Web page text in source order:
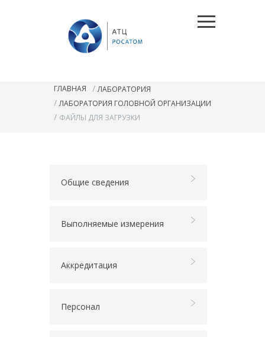
ГЛАВНАЯ /ЛАБОРАТОРИЯ
/ЛАБОРАТОРИЯ ГОЛОВНОЙ ОРГАНИЗАЦИИ
/ ФАЙЛЫ ДЛЯ ЗАГРУЗКИ
Общие сведения
Выполняемые измерения
Аккредитация
Персонал